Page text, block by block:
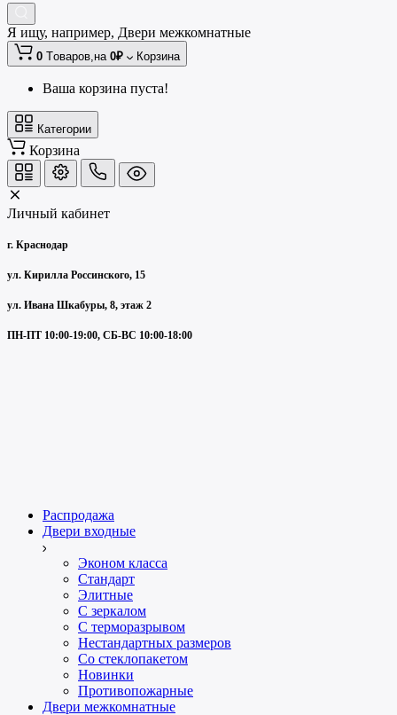
Я ищу, например, Двери межкомнатные
0 Tоваров,на 0₽ Корзина
Ваша корзина пуста!
Категории
Корзина
Личный кабинет
г. Краснодар
ул. Кирилла Россинского, 15
ул. Ивана Шкабуры, 8, этаж 2
ПН-ПТ 10:00-19:00, СБ-ВС 10:00-18:00
Распродажа
Двери входные
Эконом класса
Стандарт
Элитные
С зеркалом
С терморазрывом
Нестандартных размеров
Со стеклопакетом
Новинки
Противопожарные
Двери межкомнатные